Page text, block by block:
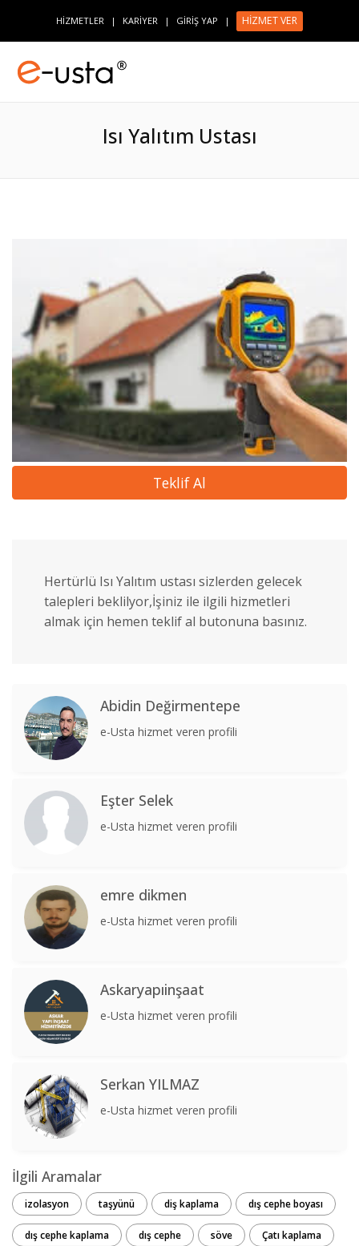
HİZMETLER | KARİYER | GİRİŞ YAP | HİZMET VER
Isı Yalıtım Ustası
Teklif Al
Hertürlü Isı Yalıtım ustası sizlerden gelecek
talepleri beklilyor,İşiniz ile ilgili hizmetleri
almak için hemen teklif al butonuna basınız.
Abidin Değirmentepe
e-Usta hizmet veren profili
Eşter Selek
e-Usta hizmet veren profili
emre dikmen
e-Usta hizmet veren profili
Askaryapıinşaat
e-Usta hizmet veren profili
Serkan YILMAZ
e-Usta hizmet veren profili
İlgili Aramalar
izolasyon taşyünü diş kaplama dış cephe boyası
dış cephe kaplama dış cephe söve Çatı kaplama